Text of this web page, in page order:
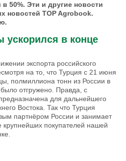
50%. Эти и другие новости
новостей TOP Agrobook.
ускорился в конце
экспорта российского
на то, что Турция с 21 июня
полмиллиона тонн из России в
было отгружено. Правда, с
для дальнейшего
Востока. Так что Турция
партнёром России и занимает
крупнейших покупателей нашей